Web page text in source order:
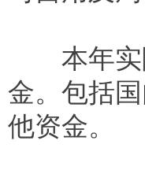
本年实际
金。包括
他资金。